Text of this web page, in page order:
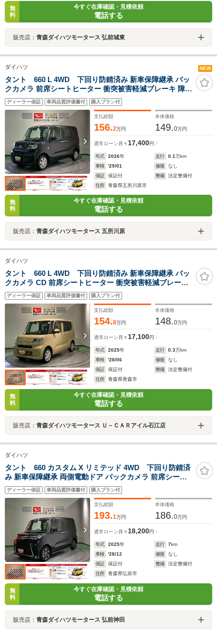
無
料
今すぐ在庫確認・見積依頼
電話する
販売店： 青森ダイハツモータース 弘前城東
ダイハツ NEW
タント 660 L 4WD 下回り防錆済み 新車保障継承 バッ
クカメラ 前席シートヒーター 衝突被害軽減ブレーキ 障害
物センサー
ディーラー保証 車両品質評価書付 購入プラン付
支払総額
156.2万円
本体価格
149.0万円
通常ローン 月々 17,400円
年式 2026年 走行 0.1万km
車検
'29/01 修復
なし
保証
保証付 整備
法定整備付
住所
青森県五所川原市
無
料
今すぐ在庫確認・見積依頼
電話する
販売店： 青森ダイハツモータース 五所川原
ダイハツ
タント 660 L 4WD 下回り防錆済み 新車保障継承 バッ
クカメラ CD 前席シートヒーター 衝突被害軽減ブレーキ
障害物センサー
ディーラー保証 車両品質評価書付 購入プラン付
支払総額
154.8万円
本体価格
148.0万円
通常ローン 月々17,100円
年式 2025年 走行 0.3万km
車検
'28/06 修復
なし
保証
保証付 整備
法定整備付
住所
青森県青森市
無
料
今すぐ在庫確認・見積依頼
電話する
販売店： 青森ダイハツモータース Ｕ－ＣＡＲアイル石江店
ダイハツ
タント 660 カスタム X リミテッド 4WD 下回り防錆済
み 新車保障継承 両側電動ドア バックカメラ 前席シート
ヒーター アダプティブクルーズコントロール アダプティ
ブヘッドライト
ディーラー保証 車両品質評価書付 購入プラン付
支払総額
193.1万円
本体価格
186.0万円
通常ローン 月々18,200円
年式 2025年 走行 7km
車検
'28/12 修復
なし
保証
保証付 整備
法定整備付
住所
青森県弘前市
無
料
今すぐ在庫確認・見積依頼
電話する
販売店： 青森ダイハツモータース 弘前神田